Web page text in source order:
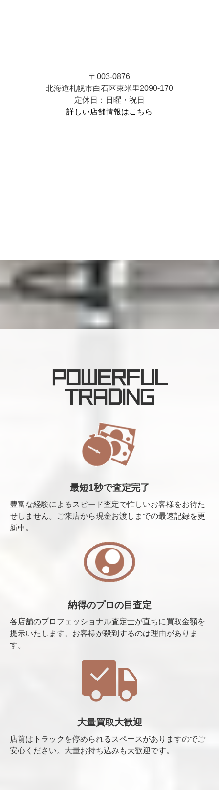
〒003-0876
北海道札幌市白石区東米里2090-170
定休日：日曜・祝日
詳しい店舗情報はこちら
POWERFUL
TRADING
最短1秒で査定完了
豊富な経験によるスピード査定で忙しいお客様をお待た
せしません。ご来店から現金お渡しまでの最速記録を更
新中。
納得のプロの目査定
各店舗のプロフェッショナル査定士が直ちに買取金額を
提示いたします。お客様が殺到するのは理由がありま
す。
大量買取大歓迎
店前はトラックを停められるスペースがありますのでご
安心ください。大量お持ち込みも大歓迎です。